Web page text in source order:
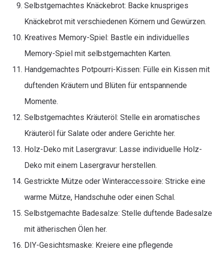
Selbstgemachtes Knäckebrot: Backe knuspriges
Knäckebrot mit verschiedenen Körnern und Gewürzen.
Kreatives Memory-Spiel: Bastle ein individuelles
Memory-Spiel mit selbstgemachten Karten.
Handgemachtes Potpourri-Kissen: Fülle ein Kissen mit
duftenden Kräutern und Blüten für entspannende
Momente.
Selbstgemachtes Kräuteröl: Stelle ein aromatisches
Kräuteröl für Salate oder andere Gerichte her.
Holz-Deko mit Lasergravur: Lasse individuelle Holz-
Deko mit einem Lasergravur herstellen.
Gestrickte Mütze oder Winteraccessoire: Stricke eine
warme Mütze, Handschuhe oder einen Schal.
Selbstgemachte Badesalze: Stelle duftende Badesalze
mit ätherischen Ölen her.
DIY-Gesichtsmaske: Kreiere eine pflegende